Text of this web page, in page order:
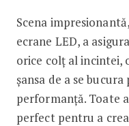
Scena
ecrane LED, a
orice colț al incintei,
șansa de a se
performanță. Toate
perfect pentru a